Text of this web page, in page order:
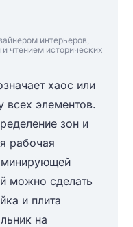
интерьеров,
чтением исторических
хаос или
элементов.
зон и
рабочая
можно сделать
и плита
на